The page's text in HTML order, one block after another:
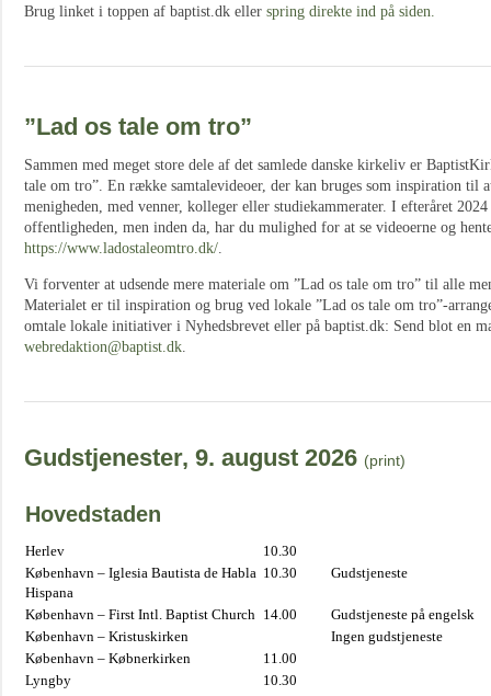
Brug linket i toppen af baptist.dk eller spring direkte ind på siden.
”Lad os tale om tro”
Sammen med meget store dele af det samlede danske kirkeliv er
tale om tro”. En række samtalevideoer, der kan bruges som inspiration til
menigheden, med venner, kolleger eller studiekammerater. I efteråret
offentligheden, men inden da, har du mulighed for at se videoerne og
https://www.ladostaleomtro.dk/.
Vi forventer at udsende mere materiale om ”Lad os tale om tro” til alle
Materialet er til inspiration og brug ved lokale ”Lad os tale om tro”-
omtale lokale initiativer i Nyhedsbrevet eller på baptist.dk: Send blot en
webredaktion@baptist.dk.
Gudstjenester, 9. august 2026 (print)
Hovedstaden
Herlev
10.30
København – Iglesia Bautista de Habla
Hispana
10.30 Gudstjeneste
København – First Intl. Baptist Church 14.00
Gudstjeneste på engelsk
København – Kristuskirken
Ingen gudstjeneste
København – Købnerkirken
11.00
Lyngby
10.30